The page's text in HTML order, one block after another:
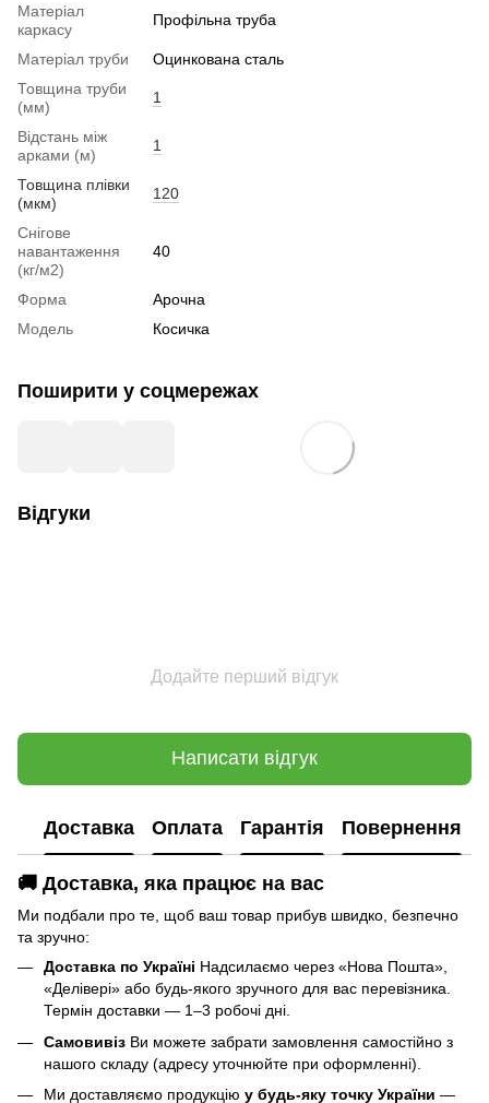
Матеріал
каркасу
Профільна труба
Матеріал труби
Оцинкована сталь
Товщина труби
(мм)
1
Відстань між
арками (м)
1
Товщина плівки
(мкм)
120
Снігове
навантаження
(кг/м2)
40
Форма
Арочна
Модель
Косичка
Поширити у соцмережах
Відгуки
Додайте перший відгук
Написати відгук
Доставка Оплата Гарантія Повернення
🚚 Доставка, яка працює на вас
Ми подбали про те, щоб ваш товар прибув швидко, безпечно
та зручно:
Доставка по Україні Надсилаємо через «Нова Пошта»,
«Делівері» або будь-якого зручного для вас перевізника.
Термін доставки — 1–3 робочі дні.
Самовивіз Ви можете забрати замовлення самостійно з
нашого складу (адресу уточнюйте при оформленні).
Ми доставляємо продукцію у будь-яку точку України —